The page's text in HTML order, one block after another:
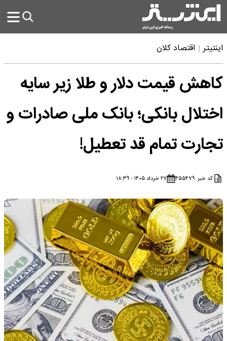
اینتیتر اقتصاد کلان
کاهش قیمت دلار و طلا زیر سایه
اختلال بانکی؛ بانک ملی صادرات و
تجارت تمام قد تعطیل!
کد خبر :۴۵۵۴۷۹ ۲۷ خرداد ۱۴۰۵ - ۱۸:۳۹